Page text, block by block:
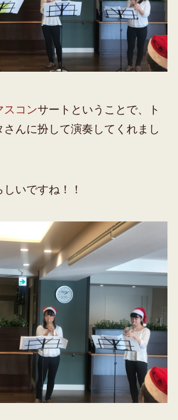
スコンサートということで、ト
んに扮して演奏してくれまし
いですね！！